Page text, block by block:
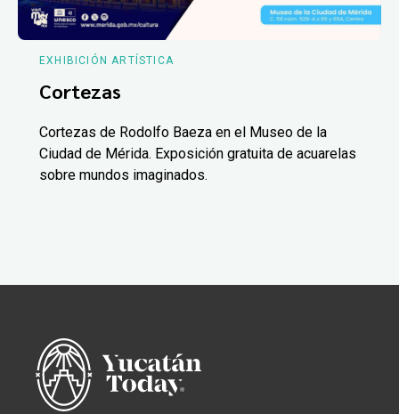
EXHIBICIÓN ARTÍSTICA
Cortezas
Cortezas de Rodolfo Baeza en el Museo de la
Ciudad de Mérida. Exposición gratuita de acuarelas
sobre mundos imaginados.